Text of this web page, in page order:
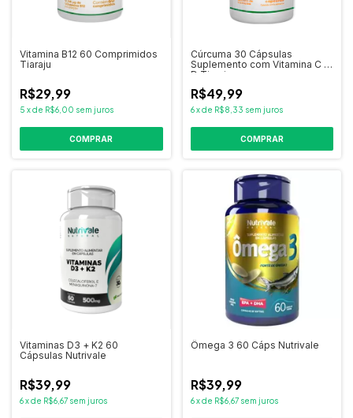
Vitamina B12 60 Comprimidos
Tiaraju
R$29,99
5 xde R$6,00 sem juros
COMPRAR
Cúrcuma 30 Cápsulas
Suplemento com Vitamina C e
D Tiaraju
R$49,99
6 xde R$8,33 sem juros
COMPRAR
Vitaminas D3 + K2 60
Cápsulas Nutrivale
R$39,99
6xde R$6,67 sem juros
Ômega 3 60 Cáps Nutrivale
R$39,99
6 xde R$6,67 sem juros